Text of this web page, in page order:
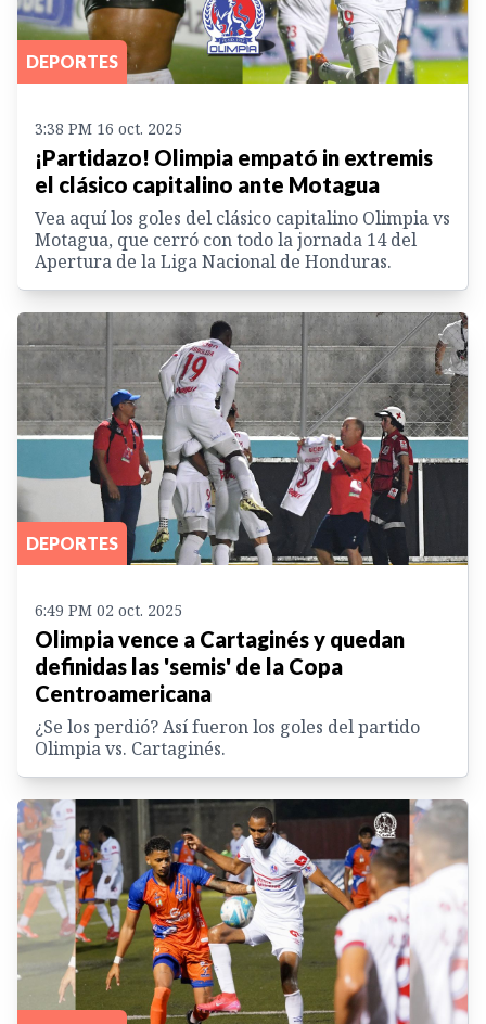
DEPORTES
3:38 PM 16 oct. 2025
¡Partidazo! Olimpia empató in extremis
el clásico capitalino ante Motagua
Vea aquí los goles del clásico capitalino Olimpia vs
Motagua, que cerró con todo la jornada 14 del
Apertura de la Liga Nacional de Honduras.
DEPORTES
6:49 PM 02 oct. 2025
Olimpia vence a Cartaginés y quedan
definidas las 'semis' de la Copa
Centroamericana
¿Se los perdió? Así fueron los goles del partido
Olimpia vs. Cartaginés.